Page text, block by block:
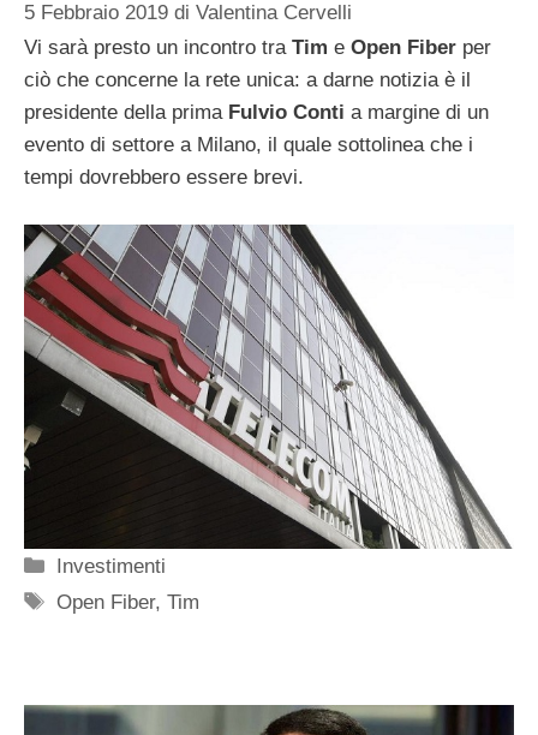
5 Febbraio 2019 di Valentina Cervelli
Vi sarà presto un incontro tra Tim e Open Fiber per
ciò che concerne la rete unica: a darne notizia è il
presidente della prima Fulvio Conti a margine di un
evento di settore a Milano, il quale sottolinea che i
tempi dovrebbero essere brevi.
Categorie
Investimenti
Tag
Open Fiber,Tim